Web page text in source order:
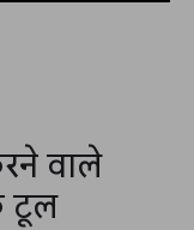
वाले
टूल